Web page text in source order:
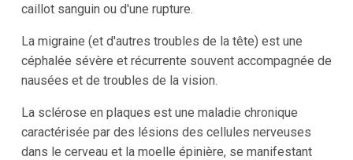
caillot sanguin ou d'une rupture.
La migraine (et d'autres troubles de la tête) est une
céphalée sévère et récurrente souvent accompagnée de
nausées et de troubles de la vision.
La sclérose en plaques est une maladie chronique
caractérisée par des lésions des cellules nerveuses
dans le cerveau et la moelle épinière, se manifestant